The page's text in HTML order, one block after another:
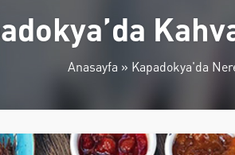
Anasayfa » Kapadokya'da